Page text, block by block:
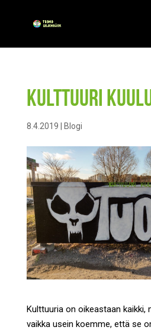
Kulttuuri
8.4.2019 Blogi
Kulttuuria on oikeastaan kaikki,
vaikka usein koemme, että se